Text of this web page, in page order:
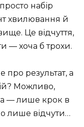
набір
хвилювання й
Це відчуття,
— хоча б трохи.
про результат, а
Можливо,
— лише крок в
лише відчути…